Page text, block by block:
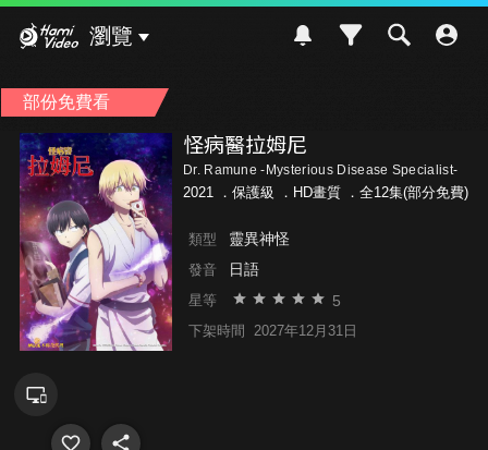
瀏覽
部份免費看
怪病醫拉姆尼
Dr. Ramune -Mysterious Disease Specialist-
2021 ． 保護級 ．HD畫質 ．全12集(部分免費)
類型 靈異神怪
發音 日語
星等 5
下架時間 2027年12月31日